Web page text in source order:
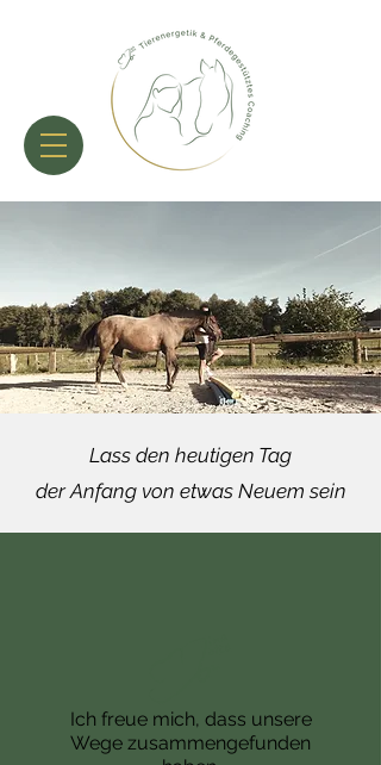
Lass den heutigen Tag
der Anfang von etwas Neuem sein
Ich freue mich, dass unsere
Wege zusammengefunden